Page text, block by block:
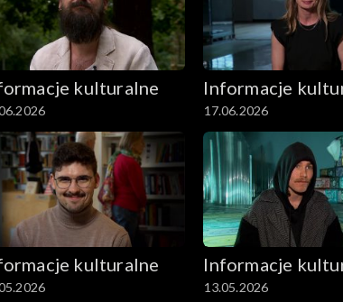
kulturalne Informacje
17.06.2026
kulturalne Informacje
13.05.2026